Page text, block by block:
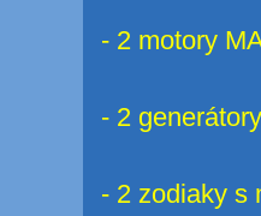
- 2 motory
- 2
- 2 zodiaky s